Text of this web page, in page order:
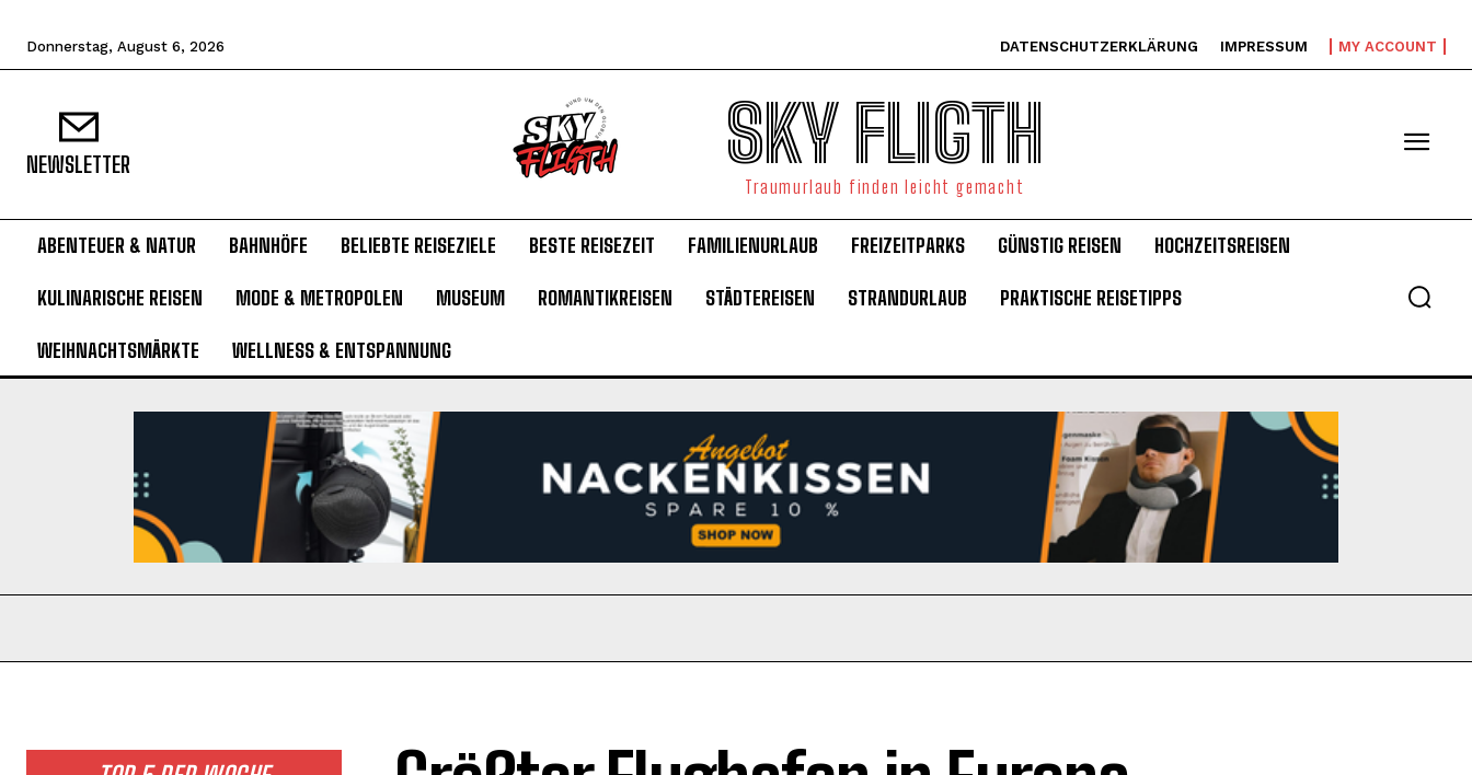
Donnerstag, August 6, 2026 DATENSCHUTZERKLÄRUNG IMPRESSUM MY ACCOUNT
NEWSLETTER SKY FLIGTH
Traumurlaub finden leicht gemacht
ABENTEUER & NATUR BAHNHÖFE BELIEBTE REISEZIELE BESTE REISEZEIT FAMILIENURLAUB FREIZEITPARKS GÜNSTIG REISEN HOCHZEITSREISEN
KULINARISCHE REISEN MODE & METROPOLEN MUSEUM ROMANTIKREISEN STÄDTEREISEN STRANDURLAUB PRAKTISCHE REISETIPPS
WEIHNACHTSMÄRKTE WELLNESS & ENTSPANNUNG